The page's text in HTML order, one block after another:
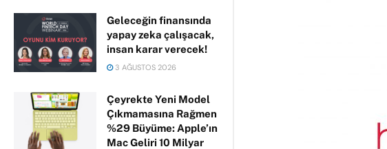
Geleceğin finansında
yapay zeka çalışacak,
insan karar verecek!
3 AĞUSTOS 2026
Çeyrekte Yeni Model
Çıkmamasına Rağmen
%29 Büyüme: Apple’ın
Mac Geliri 10 Milyar